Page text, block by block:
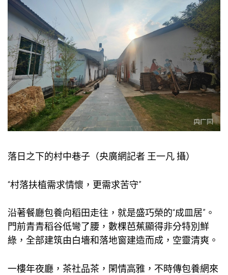
落日之下的村中巷子（央廣網記者 王一凡 攝）
“村落扶植需求情懷，更需求苦守”
沿著餐廳包養向稻田走往，就是盛巧榮的“成皿居”。
門前青青稻谷低彎了腰，數棵芭蕉顯得非分特別鮮
綠，全部建筑由白墻和落地窗建造而成，空靈清爽。
一樓年夜廳，茶社品茶，閑情高雅，不時傳包養網來